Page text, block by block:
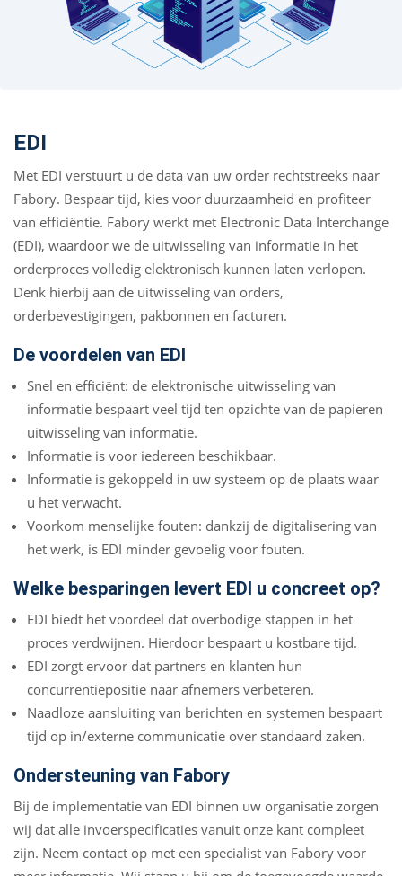
EDI
Met EDI verstuurt u de data van uw order rechtstreeks naar
Fabory. Bespaar tijd, kies voor duurzaamheid en profiteer
van efficiëntie. Fabory werkt met Electronic Data Interchange
(EDI), waardoor we de uitwisseling van informatie in het
orderproces volledig elektronisch kunnen laten verlopen.
Denk hierbij aan de uitwisseling van orders,
orderbevestigingen, pakbonnen en facturen.
De voordelen van EDI
Snel en efficiënt: de elektronische uitwisseling van
informatie bespaart veel tijd ten opzichte van de papieren
uitwisseling van informatie.
Informatie is voor iedereen beschikbaar.
Informatie is gekoppeld in uw systeem op de plaats waar
u het verwacht.
Voorkom menselijke fouten: dankzij de digitalisering van
het werk, is EDI minder gevoelig voor fouten.
Welke besparingen levert EDI u concreet op?
EDI biedt het voordeel dat overbodige stappen in het
proces verdwijnen. Hierdoor bespaart u kostbare tijd.
EDI zorgt ervoor dat partners en klanten hun
concurrentiepositie naar afnemers verbeteren.
Naadloze aansluiting van berichten en systemen bespaart
tijd op in/externe communicatie over standaard zaken.
Ondersteuning van Fabory
Bij de implementatie van EDI binnen uw organisatie zorgen
wij dat alle invoerspecificaties vanuit onze kant compleet
zijn. Neem contact op met een specialist van Fabory voor